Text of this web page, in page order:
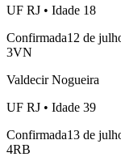
UF RJ • Idade 18
Confirmada12 de
3VN
Valdecir Nogueira
UF RJ • Idade 39
Confirmada13 de
4RB